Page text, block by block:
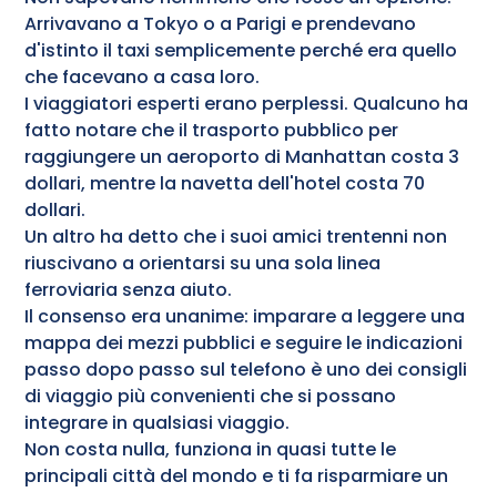
Arrivavano a Tokyo o a Parigi e prendevano
d'istinto il taxi semplicemente perché era quello
che facevano a casa loro.
I viaggiatori esperti erano perplessi. Qualcuno ha
fatto notare che il trasporto pubblico per
raggiungere un aeroporto di Manhattan costa 3
dollari, mentre la navetta dell'hotel costa 70
dollari.
Un altro ha detto che i suoi amici trentenni non
riuscivano a orientarsi su una sola linea
ferroviaria senza aiuto.
Il consenso era unanime: imparare a leggere una
mappa dei mezzi pubblici e seguire le indicazioni
passo dopo passo sul telefono è uno dei consigli
di viaggio più convenienti che si possano
integrare in qualsiasi viaggio.
Non costa nulla, funziona in quasi tutte le
principali città del mondo e ti fa risparmiare un